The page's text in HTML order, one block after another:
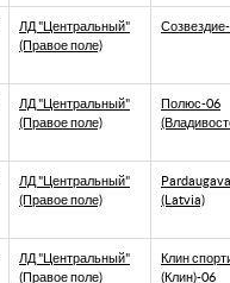
ЛД "Центральный"
(Правое поле)
ЛД "Центральный"
(Правое поле)
Полюс-06
ЛД "Центральный"
(Правое поле)
(Latvia)
ЛД "Центральный"
(Правое поле)
Клин
(Клин)-06